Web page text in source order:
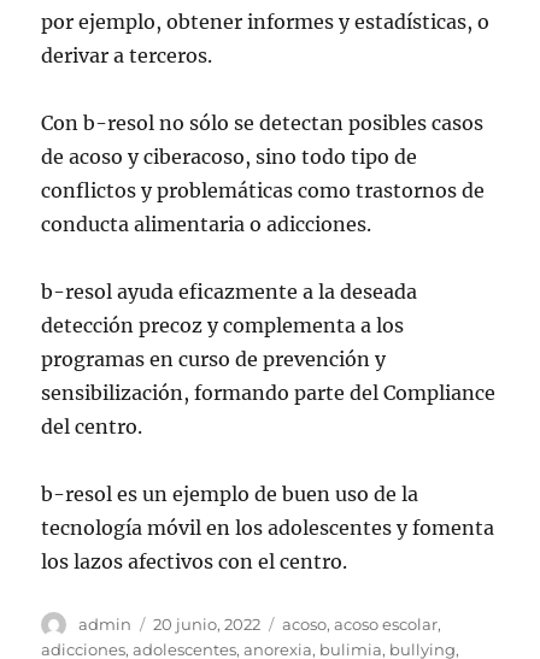
por ejemplo, obtener informes y estadísticas, o
derivar a terceros.
Con b-resol no sólo se detectan posibles casos
de acoso y ciberacoso, sino todo tipo de
conflictos y problemáticas como trastornos de
conducta alimentaria o adicciones.
b-resol ayuda eficazmente a la deseada
detección precoz y complementa a los
programas en curso de prevención y
sensibilización, formando parte del Compliance
del centro.
b-resol es un ejemplo de buen uso de la
tecnología móvil en los adolescentes y fomenta
los lazos afectivos con el centro.
Autor
admin
Publicado
el
20 junio, 2022 Etiquetas
acoso,acoso escolar,
adicciones,adolescentes,anorexia, bulimia, bullying,